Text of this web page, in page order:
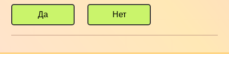
Да Нет